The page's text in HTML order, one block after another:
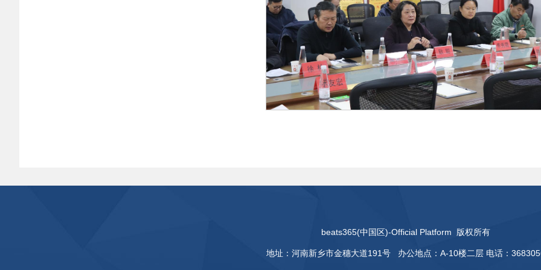
beats365(中国区)-Official Platform 版权所有
地址：河南新乡市金穗大道191号 办公地点：A-10楼二层 电话：